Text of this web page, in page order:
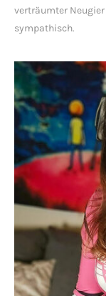
verträumter
sympathisch.